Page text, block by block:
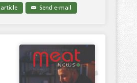
✉ Send e-mail